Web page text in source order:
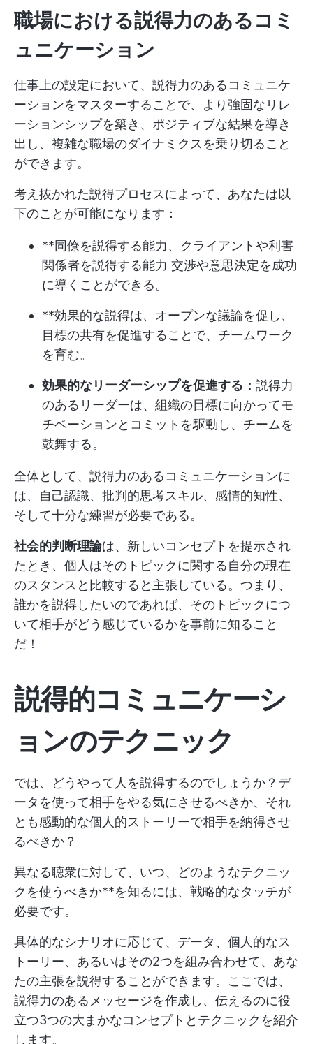
職場における説得力のあるコミ
ュニケーション
仕事上の設定において、説得力のあるコミュニケ
ーションをマスターすることで、より強固なリレ
ーションシップを築き、ポジティブな結果を導き
出し、複雑な職場のダイナミクスを乗り切ること
ができます。
考え抜かれた説得プロセスによって、あなたは以
下のことが可能になります：
**同僚を説得する能力、 クライアントや利害
関係者を説得する能力 交渉や意思決定を成功
に導くことができる。
**効果的な説得は、オープンな議論を促し、
目標の共有を促進することで、チームワーク
を育む。
効果的なリーダーシップを促進する： 説得力
のあるリーダーは、組織の目標に向かってモ
チベーションとコミットを駆動し、チームを
鼓舞する。
全体として、説得力のあるコミュニケーションに
は、自己認識、批判的思考スキル、感情的知性、
そして十分な練習が必要である。
社会的判断理論は、新しいコンセプトを提示され
たとき、個人はそのトピックに関する自分の現在
のスタンスと比較すると主張している。つまり、
誰かを説得したいのであれば、そのトピックにつ
いて相手がどう感じているかを事前に知ること
だ！
説得的コミュニケーシ
ョンのテクニック
では、どうやって人を説得するのでしょうか？デ
ータを使って相手をやる気にさせるべきか、それ
とも感動的な個人的ストーリーで相手を納得させ
るべきか？
異なる聴衆に対して、いつ、どのようなテクニッ
クを使うべきか**を知るには、戦略的なタッチが
必要です。
具体的なシナリオに応じて、データ、個人的なス
トーリー、あるいはその2つを組み合わせて、あな
たの主張を説得することができます。ここでは、
説得力のあるメッセージを作成し、伝えるのに役
立つ3つの大まかなコンセプトとテクニックを紹介
します。